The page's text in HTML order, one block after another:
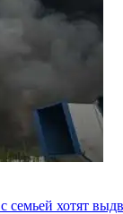
семьей хотят